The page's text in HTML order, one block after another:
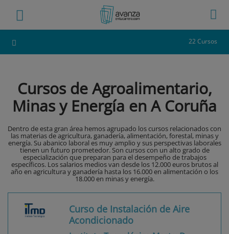
22 Cursos
Cursos de Agroalimentario,
Minas y Energía en A Coruña
Dentro de esta gran área hemos agrupado los cursos relacionados con
las materias de agricultura, ganadería, alimentación, forestal, minas y
energía. Su abanico laboral es muy amplio y sus perspectivas laborales
tienen un futuro prometedor. Son cursos con un alto grado de
especialización que preparan para el desempeño de trabajos
específicos. Los salarios medios van desde los 12.000 euros brutos al
año en agricultura y ganadería hasta los 16.000 en alimentación o los
18.000 en minas y energía.
Curso de Instalación de Aire
Acondicionado